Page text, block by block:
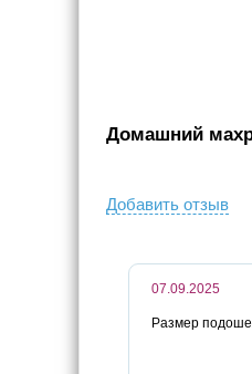
Домашний
Добавить отзыв
07.09.2025
Размер